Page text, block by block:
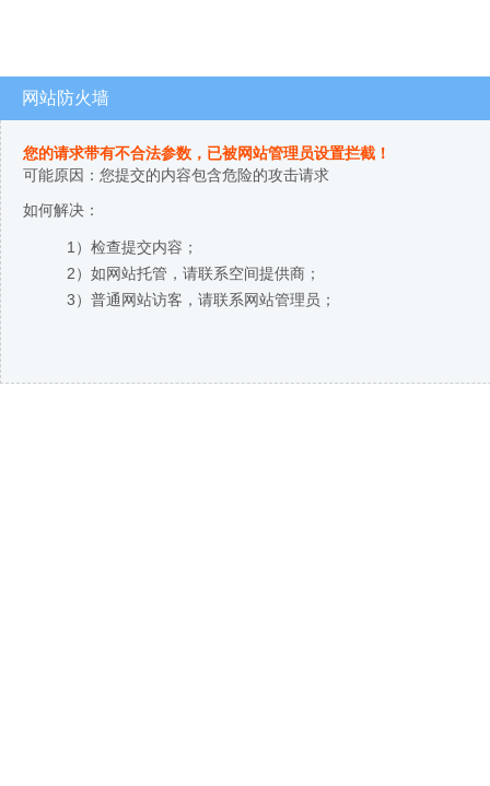
网站防火墙
您的请求带有不合法参数，已被网站管理员设置拦截！
可能原因：您提交的内容包含危险的攻击请求
如何解决：
1）检查提交内容；
2）如网站托管，请联系空间提供商；
3）普通网站访客，请联系网站管理员；